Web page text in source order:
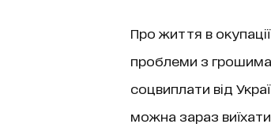
Про життя в
проблеми з грошима,
соцвиплати від
можна зараз